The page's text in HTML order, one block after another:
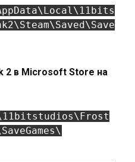
2 в Microsoft Store на